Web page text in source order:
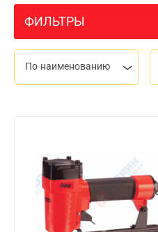
ФИЛЬТРЫ
По наименованию